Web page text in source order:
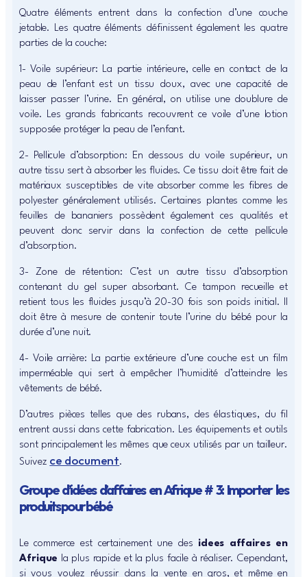
Quatre éléments entrent dans la confection d’une couche
jetable. Les quatre éléments définissent également les quatre
parties de la couche:
1- Voile supérieur: La partie intérieure, celle en contact de la
peau de l’enfant est un tissu doux, avec une capacité de
laisser passer l’urine. En général, on utilise une doublure de
voile. Les grands fabricants recouvrent ce voile d’une lotion
supposée protéger la peau de l’enfant.
2- Pellicule d’absorption: En dessous du voile supérieur, un
autre tissu sert à absorber les fluides. Ce tissu doit être fait de
matériaux susceptibles de vite absorber comme les fibres de
polyester généralement utilisés. Certaines plantes comme les
feuilles de bananiers possèdent également ces qualités et
peuvent donc servir dans la confection de cette pellicule
d’absorption.
3- Zone de rétention: C’est un autre tissu d’absorption
contenant du gel super absorbant. Ce tampon recueille et
retient tous les fluides jusqu’à 20-30 fois son poids initial. Il
doit être à mesure de contenir toute l’urine du bébé pour la
durée d’une nuit.
4- Voile arrière: La partie extérieure d’une couche est un film
imperméable qui sert à empêcher l’humidité d’atteindre les
vêtements de bébé.
D’autres pièces telles que des rubans, des élastiques, du fil
entrent aussi dans cette fabrication. Les équipements et outils
sont principalement les mêmes que ceux utilisés par un tailleur.
Suivez ce document.
Groupe d’idées d’affaires en Afrique # 3: Importer les
produits pour bébé
Le commerce est certainement une des idees affaires en
Afrique la plus rapide et la plus facile à réaliser. Cependant,
si vous voulez réussir dans la vente en gros, et même en